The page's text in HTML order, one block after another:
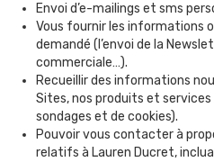
Envoi d’e-mailings et sms
Vous fournir les informations
demandé (l’envoi de la
commerciale…).
Recueillir des informations
Sites, nos produits et
sondages et de cookies).
Pouvoir vous contacter à
relatifs à Lauren Ducret,